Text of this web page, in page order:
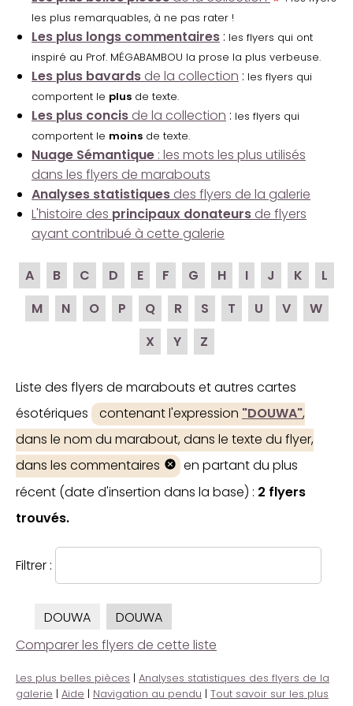
les plus remarquables, à ne pas rater !
Les plus longs commentaires : les flyers qui ont
inspiré au Prof. MÉGABAMBOU la prose la plus verbeuse.
Les plus bavards de la collection : les flyers qui
comportent le plus de texte.
Les plus concis de la collection : les flyers qui
comportent le moins de texte.
Nuage Sémantique : les mots les plus utilisés
dans les flyers de marabouts
Analyses statistiques des flyers de la galerie
L'histoire des principaux donateurs de flyers
ayant contribué à cette galerie
A B C D E F G H I J K
L
M
N O P Q R S T U V
W
X
Y Z
Liste des flyers de marabouts et autres cartes
ésotériques
contenant l'expression "DOUWA",
dans le nom du marabout, dans le texte du flyer,
dans les commentaires
en partant du plus
récent (date d'insertion dans la base) : 2 flyers
trouvés.
Filtrer :
DOUWA
DOUWA
Comparer les flyers de cette liste
Les plus belles pièces | Analyses statistiques des flyers de la
galerie | Aide | Navigation au pendu | Tout savoir sur les plus